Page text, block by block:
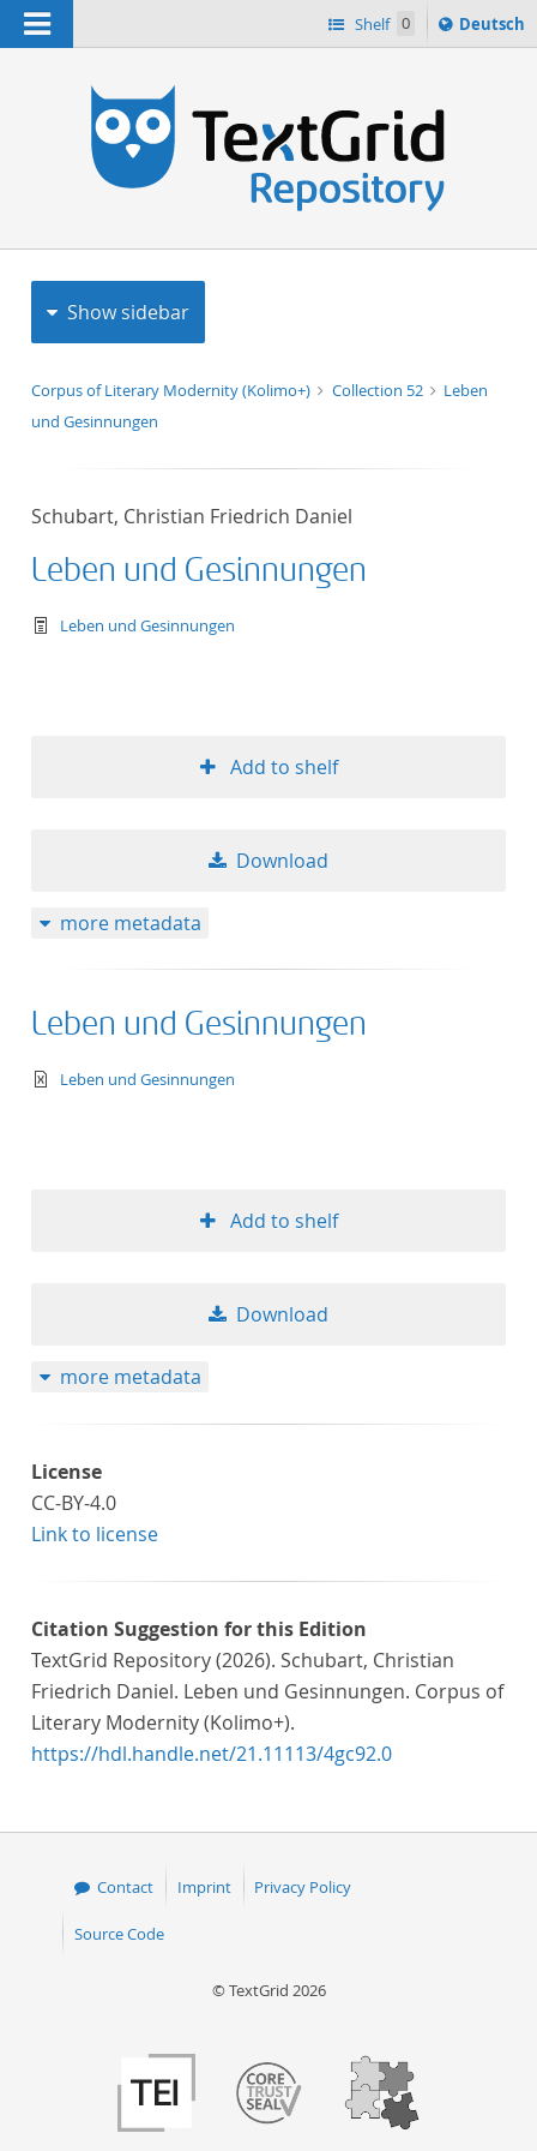
Navigation Shelf 0
Sprache
ï¿½ndern
Deutsch
Show sidebar
Corpus of Literary Modernity (Kolimo+) Collection 52
Leben
und Gesinnungen
Schubart, Christian Friedrich Daniel
Leben und Gesinnungen
text/tg.work+xml
Leben und Gesinnungen
Add to shelf
Download
more metadata
Leben und Gesinnungen
text/xml
Leben und Gesinnungen
Add to shelf
Download
more metadata
License
CC-BY-4.0
Link to license
Citation Suggestion for this Edition
TextGrid Repository (2026). Schubart, Christian
Friedrich Daniel. Leben und Gesinnungen. Corpus of
Literary Modernity (Kolimo+).
https://hdl.handle.net/21.11113/4gc92.0
Contact Imprint Privacy Policy
Source Code
© TextGrid 2026